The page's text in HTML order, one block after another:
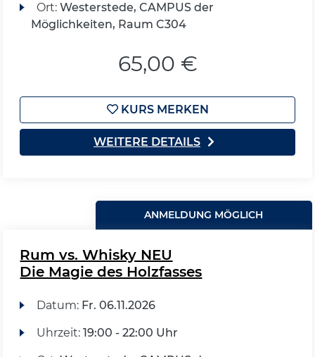
Ort: Westerstede, CAMPUS der
Möglichkeiten, Raum C304
65,00 €
KURS MERKEN
WEITERE DETAILS
ANMELDUNG MÖGLICH
Rum vs. Whisky NEU
Die Magie des Holzfasses
Datum: Fr. 06.11.2026
Uhrzeit: 19:00 - 22:00 Uhr